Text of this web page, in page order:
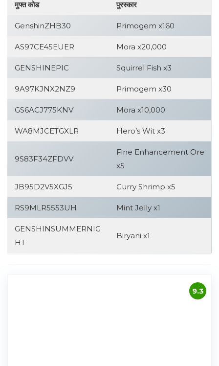
मुफ्त कोड पुरस्कार
GenshinZHB30 Primogem x160
AS97CE45EUER Mora x20,000
GENSHINEPIC Squirrel Fish x3
9A97KJNX2NZ9 Primogem x30
GS6ACJ775KNV Mora x10,000
WA8MJCETGXLR Hero’s Wit x3
9S83F34ZFDVV
Fine Enhancement Ore
x5
JB95D2V5XGJ5 Curry Shrimp x5
RS9MLR5553UH Mint Jelly x1
GENSHINSUMMERNIG
HT
Biryani x1
9.3